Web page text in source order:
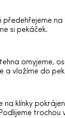
předehřejeme na
si pekáček.
omyjeme,
a vložíme do
na klínky
trochou